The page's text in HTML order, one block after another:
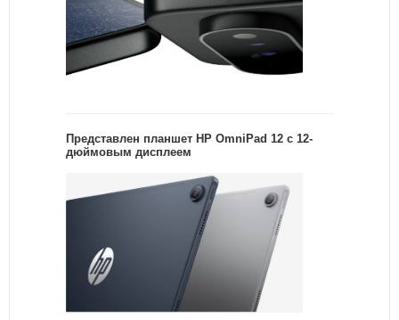
Представлен планшет HP OmniPad 12 с 12-
дюймовым дисплеем